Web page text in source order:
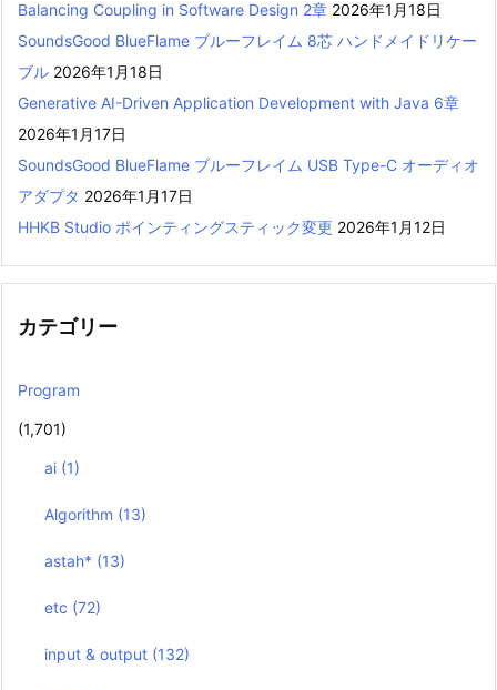
Balancing Coupling in Software Design 2章 2026年1月18日
SoundsGood BlueFlame ブルーフレイム 8芯 ハンドメイドリケー
ブル 2026年1月18日
Generative AI-Driven Application Development with Java 6章
2026年1月17日
SoundsGood BlueFlame ブルーフレイム USB Type-C オーディオ
アダプタ 2026年1月17日
HHKB Studio ポインティングスティック変更 2026年1月12日
カテゴリー
Program
(1,701)
ai (1)
Algorithm (13)
astah* (13)
etc (72)
input & output (132)